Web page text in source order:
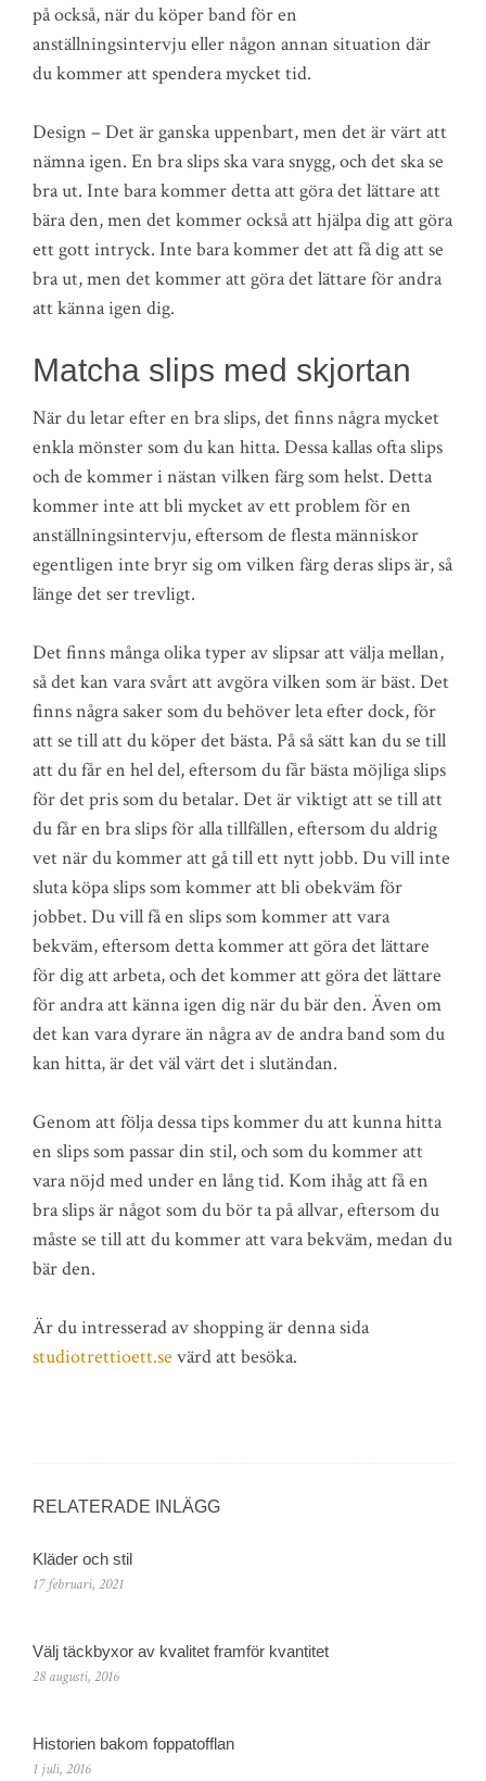
på också, när du köper band för en
anställningsintervju eller någon annan situation där
du kommer att spendera mycket tid.
Design – Det är ganska uppenbart, men det är värt att
nämna igen. En bra slips ska vara snygg, och det ska se
bra ut. Inte bara kommer detta att göra det lättare att
bära den, men det kommer också att hjälpa dig att göra
ett gott intryck. Inte bara kommer det att få dig att se
bra ut, men det kommer att göra det lättare för andra
att känna igen dig.
Matcha slips med skjortan
När du letar efter en bra slips, det finns några mycket
enkla mönster som du kan hitta. Dessa kallas ofta slips
och de kommer i nästan vilken färg som helst. Detta
kommer inte att bli mycket av ett problem för en
anställningsintervju, eftersom de flesta människor
egentligen inte bryr sig om vilken färg deras slips är, så
länge det ser trevligt.
Det finns många olika typer av slipsar att välja mellan,
så det kan vara svårt att avgöra vilken som är bäst. Det
finns några saker som du behöver leta efter dock, för
att se till att du köper det bästa. På så sätt kan du se till
att du får en hel del, eftersom du får bästa möjliga slips
för det pris som du betalar. Det är viktigt att se till att
du får en bra slips för alla tillfällen, eftersom du aldrig
vet när du kommer att gå till ett nytt jobb. Du vill inte
sluta köpa slips som kommer att bli obekväm för
jobbet. Du vill få en slips som kommer att vara
bekväm, eftersom detta kommer att göra det lättare
för dig att arbeta, och det kommer att göra det lättare
för andra att känna igen dig när du bär den. Även om
det kan vara dyrare än några av de andra band som du
kan hitta, är det väl värt det i slutändan.
Genom att följa dessa tips kommer du att kunna hitta
en slips som passar din stil, och som du kommer att
vara nöjd med under en lång tid. Kom ihåg att få en
bra slips är något som du bör ta på allvar, eftersom du
måste se till att du kommer att vara bekväm, medan du
bär den.
Är du intresserad av shopping är denna sida
studiotrettioett.se värd att besöka.
RELATERADE INLÄGG
Kläder och stil
17 februari, 2021
Välj täckbyxor av kvalitet framför kvantitet
28 augusti, 2016
Historien bakom foppatofflan
1 juli, 2016